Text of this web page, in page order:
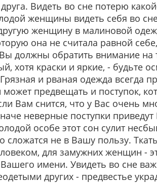
Видеть во сне потерю
женщины видеть себя во
женщину в малиновой
она не считала равной
должны обратить внимание на
хотя краски и яркие, - будьте
и рваная одежда всегда
предвещать и поступок,
Вам снится, что у Вас очень
неверные поступки приведут
особе этот сон сулит
сложатся не в Вашу пользу.
для замужних женщин -
имени. Увидеть во сне
других - предвестье